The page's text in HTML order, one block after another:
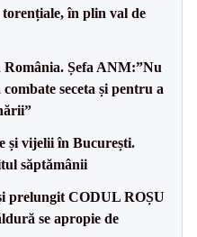
torențiale, în plin val de
Șefa ANM:”Nu
seceta și pentru a
și vijelii în București.
săptămânii
prelungit CODUL ROȘU
se apropie de